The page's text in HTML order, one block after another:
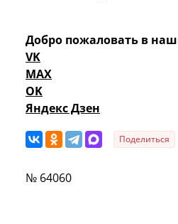
Добро пожаловать в
VK
MAX
OK
Яндекс Дзен
Поделиться
№ 64060